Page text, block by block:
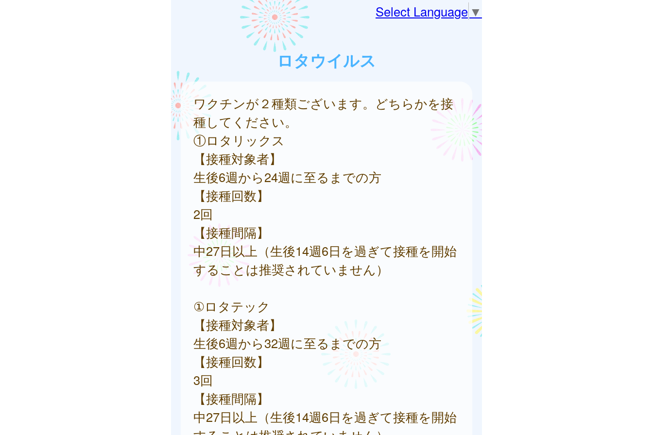
Select Language ▼
ロタウイルス
ワクチンが２種類ございます。どちらかを接
種してください。
①ロタリックス
【接種対象者】
生後6週から24週に至るまでの方
【接種回数】
2回
【接種間隔】
中27日以上（生後14週6日を過ぎて接種を開始
することは推奨されていません）
①ロタテック
【接種対象者】
生後6週から32週に至るまでの方
【接種回数】
3回
【接種間隔】
中27日以上（生後14週6日を過ぎて接種を開始